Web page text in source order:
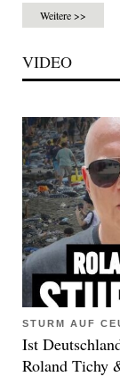
Weitere >>
VIDEO
STURM AUF
Ist
Roland Tichy